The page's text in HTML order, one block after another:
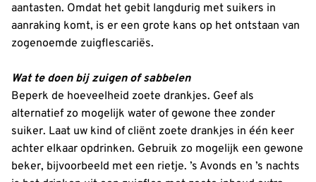
aantasten. Omdat het gebit langdurig met suikers in
aanraking komt, is er een grote kans op het ontstaan van
zogenoemde zuigflescariës.
Wat te doen bij zuigen of sabbelen
Beperk de hoeveelheid zoete drankjes. Geef als
alternatief zo mogelijk water of gewone thee zonder
suiker. Laat uw kind of cliënt zoete drankjes in één keer
achter elkaar opdrinken. Gebruik zo mogelijk een gewone
beker, bijvoorbeeld met een rietje. ’s Avonds en ’s nachts